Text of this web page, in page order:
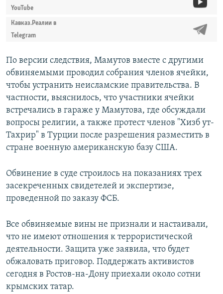
YouTube
Кавказ.Реалии в
Telegram
По версии следствия, Мамутов вместе с другими
обвиняемыми проводил собрания членов ячейки,
чтобы устранить неисламские правительства. В
частности, выяснилось, что участники ячейки
встречались в гараже у Мамутова, где обсуждали
вопросы религии, а также протест членов "Хизб ут-
Тахрир" в Турции после разрешения разместить в
стране военную американскую базу США.
Обвинение в суде строилось на показаниях трех
засекреченных свидетелей и экспертизе,
проведенной по заказу ФСБ.
Все обвиняемые вины не признали и настаивали,
что не имеют отношения к террористической
деятельности. Защита уже заявила, что будет
обжаловать приговор. Поддержать активистов
сегодня в Ростов-на-Дону приехали около сотни
крымских татар.